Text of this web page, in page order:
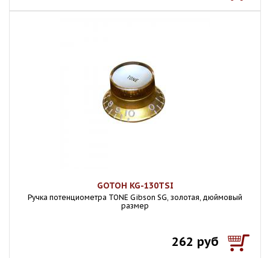
GOTOH KG-130TSI
Ручка потенциометра TONE Gibson SG, золотая, дюймовый
размер
262 руб